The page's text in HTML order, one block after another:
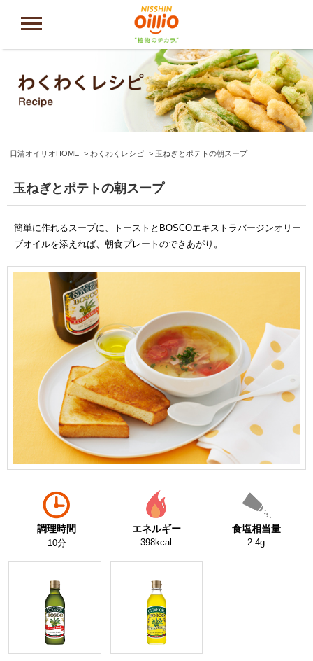
日清オイリオHOME わくわくレシピ 玉ねぎとポテトの朝スープ
玉ねぎとポテトの朝スープ
簡単に作れるスープに、トーストとBOSCOエキストラバージンオリー
ブオイルを添えれば、朝食プレートのできあがり。
調理時間
10分
エネルギー
398kcal
食塩相当量
2.4g